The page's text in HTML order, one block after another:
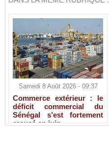
Samedi 8 Août 2026 - 09:37
Commerce extérieur : le
déficit commercial du
Sénégal s’est fortement
creusé en juin